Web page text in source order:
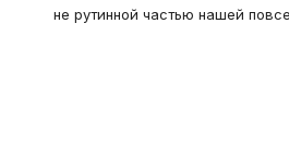
не рутинной частью нашей